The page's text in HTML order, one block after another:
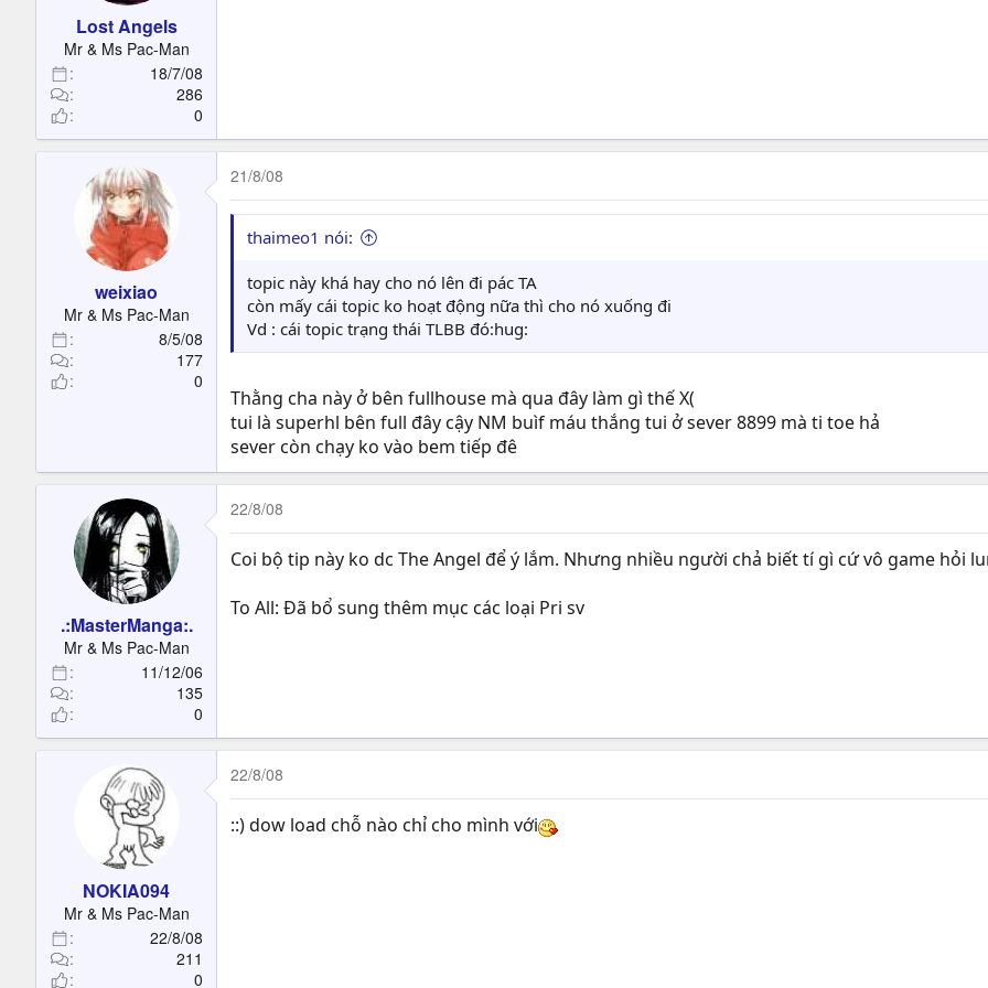
Lost Angels
Mr & Ms Pac-Man
18/7/08
286
0
weixiao
Mr & Ms Pac-Man
8/5/08
177
0
21/8/08
thaimeo1 nói:
topic này khá hay cho nó lên đi pác TA
còn mấy cái topic ko hoạt động nữa thì cho nó xuống đi
Vd : cái topic trạng thái TLBB đó:hug:
Thằng cha này ở bên fullhouse mà qua đây làm gì thế X(
tui là superhl bên full đây cậy NM buìf máu thắng tui ở sever 8899 mà ti toe hả
sever còn chạy ko vào bem tiếp đê
.:MasterManga:.
Mr & Ms Pac-Man
11/12/06
135
0
22/8/08
Coi bộ tip này ko dc The Angel để ý lắm. Nhưng nhiều người chả biết tí gì cứ vô game hỏi
To All: Đã bổ sung thêm mục các loại Pri sv
NOKIA094
Mr & Ms Pac-Man
22/8/08
211
0
22/8/08
::) dow load chỗ nào chỉ cho mình với